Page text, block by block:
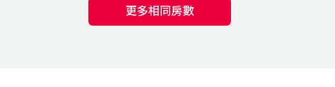
更多相同房數